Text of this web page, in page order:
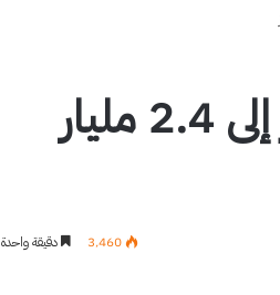
الصادرات الغذائية المصرية تقفز إلى 2.4 مليار
3٬460 دقيقة واحدة